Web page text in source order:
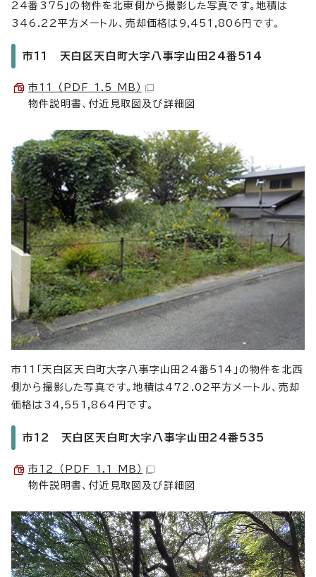
24番375」の物件を北東側から撮影した写真です。地積は
346.22平方メートル、売却価格は9,451,806円です。
市11 天白区天白町大字八事字山田24番514
市11 （PDF 1.5 MB）
物件説明書、付近見取図及び詳細図
市11「天白区天白町大字八事字山田24番514」の物件を北西
側から撮影した写真です。地積は472.02平方メートル、売却
価格は34,551,864円です。
市12 天白区天白町大字八事字山田24番535
市12 （PDF 1.1 MB）
物件説明書、付近見取図及び詳細図